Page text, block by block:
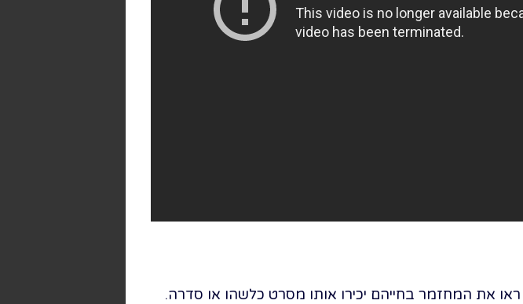
את המחזמר בחייהם יכירו אותו מסרט כלשהו או סדרה.